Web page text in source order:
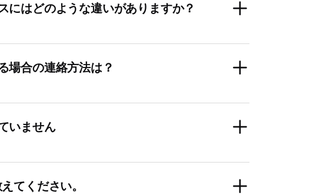
にはどのような違いがありますか？
場合の連絡方法は？
いません
てください。